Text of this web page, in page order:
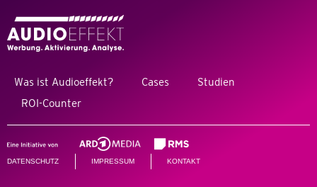
Was ist Audioeffekt? Cases
Studien
ROI-Counter
DATENSCHUTZ IMPRESSUM KONTAKT